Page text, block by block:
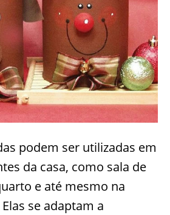
podem ser utilizadas em
da casa, como sala de
e até mesmo na
se adaptam a